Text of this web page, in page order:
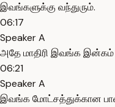
இவங்களுக்கு வந்துரும்.
06:17
Speaker A
அதே மாதிரி இவங்க இன்கம்
06:21
Speaker A
இவங்க மோட்சத்துக்கான